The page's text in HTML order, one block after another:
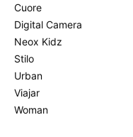
Cuore
Digital Camera
Neox Kidz
Stilo
Urban
Viajar
Woman